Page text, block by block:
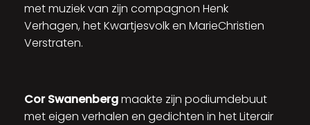
met muziek van zijn compagnon Henk
Verhagen, het Kwartjesvolk en MarieChristien
Verstraten.
Cor Swanenbergmaakte zijn podiumdebuut
met eigen verhalen en gedichten in het Literair